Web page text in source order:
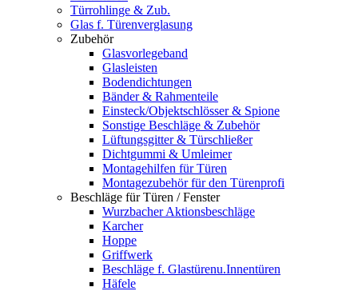
Türrohlinge & Zub.
Glas f. Türenverglasung
Zubehör
Glasvorlegeband
Glasleisten
Bodendichtungen
Bänder & Rahmenteile
Einsteck/Objektschlösser & Spione
Sonstige Beschläge & Zubehör
Lüftungsgitter & Türschließer
Dichtgummi & Umleimer
Montagehilfen für Türen
Montagezubehör für den Türenprofi
Beschläge für Türen / Fenster
Wurzbacher Aktionsbeschläge
Karcher
Hoppe
Griffwerk
Beschläge f. Glastürenu.Innentüren
Häfele